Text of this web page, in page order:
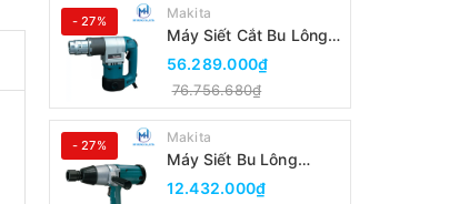
- 27% Makita
Máy Siết Cắt Bu Lông
Makita 6924N
56.289.000₫
76.756.680₫
- 27% Makita
Máy Siết Bu Lông
Makita 6906
12.432.000₫